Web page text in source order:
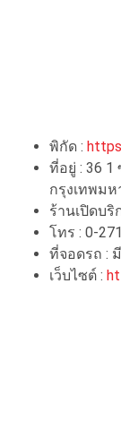
พิกัด :
ที่อยู่ : 36 1
กรุงเทพม
ร้านเปิดบริ
โทร : 0-
ที่จอดรถ : มี
เว็บไซต์ :